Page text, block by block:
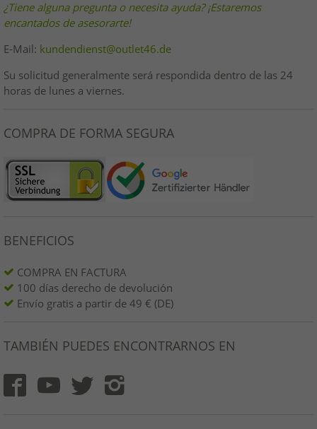
¿Tiene alguna pregunta o necesita ayuda? ¡Estaremos
encantados de asesorarte!
E-Mail: kundendienst@outlet46.de
Su solicitud generalmente será respondida dentro de las 24
horas de lunes a viernes.
COMPRA DE FORMA SEGURA
BENEFICIOS
COMPRA EN FACTURA
100 días derecho de devolución
Envío gratis a partir de 49 € (DE)
TAMBIÉN PUEDES ENCONTRARNOS EN